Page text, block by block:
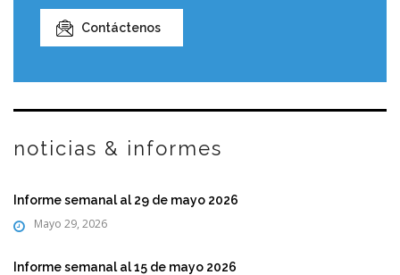
Contáctenos
noticias & informes
Informe semanal al 29 de mayo 2026
Mayo 29, 2026
Informe semanal al 15 de mayo 2026